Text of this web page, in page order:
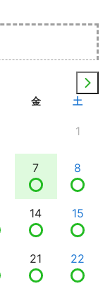
金 土
1
7 8
14 15
21 22